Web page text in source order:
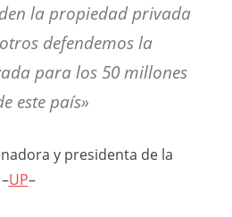
la propiedad privada
defendemos la
para los 50 millones
este país»
y presidenta de la
UP–